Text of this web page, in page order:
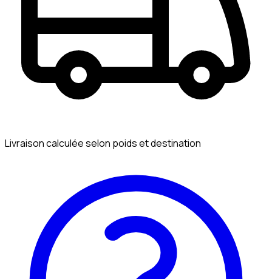
Livraison calculée selon poids et destination